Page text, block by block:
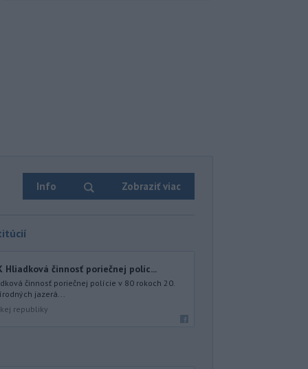
Info Zobraziť viac
Hliadková činnosť poriečnej políc...
činnosť poriečnej polície v 80 rokoch 20.
jazerá...
republiky